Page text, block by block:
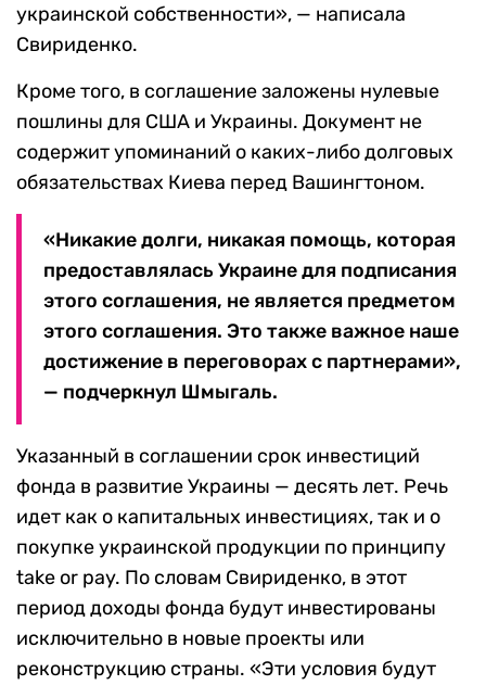
украинской собственности», — написала
Свириденко.
Кроме того, в соглашение заложены нулевые
пошлины для США и Украины. Документ не
содержит упоминаний о каких-либо долговых
обязательствах Киева перед Вашингтоном.
«Никакие долги, никакая помощь, которая
предоставлялась Украине для подписания
этого соглашения, не является предметом
этого соглашения. Это также важное наше
достижение в переговорах с партнерами»,
— подчеркнул Шмыгаль.
Указанный в соглашении срок инвестиций
фонда в развитие Украины — десять лет. Речь
идет как о капитальных инвестициях, так и о
покупке украинской продукции по принципу
take or pay. По словам Свириденко, в этот
период доходы фонда будут инвестированы
исключительно в новые проекты или
реконструкцию страны. «Эти условия будут